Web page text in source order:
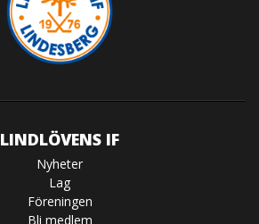
LINDLÖVENS IF
Nyheter
Lag
Föreningen
Bli medlem